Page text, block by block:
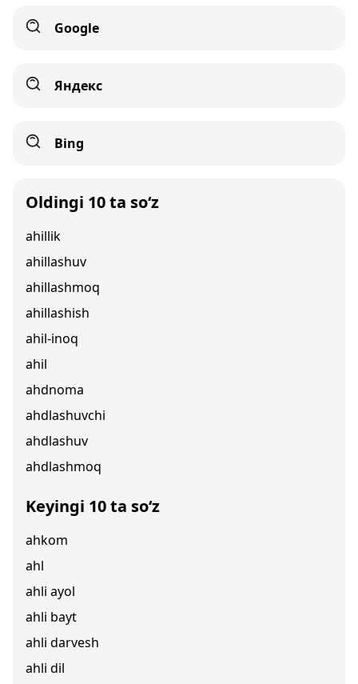
Google
Яндекс
Bing
Oldingi 10 ta so‘z
ahillik
ahillashuv
ahillashmoq
ahillashish
ahil-inoq
ahil
ahdnoma
ahdlashuvchi
ahdlashuv
ahdlashmoq
Keyingi 10 ta so‘z
ahkom
ahl
ahli ayol
ahli bayt
ahli darvesh
ahli dil